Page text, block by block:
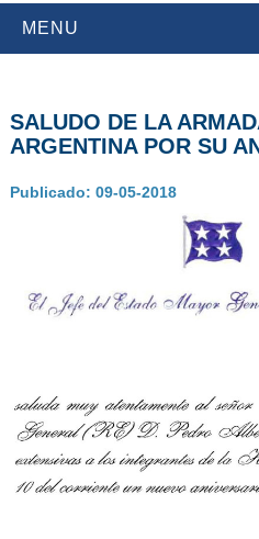
MENU
INSTITUCIONAL
NOSOTROS
HISTORIA
NOTICIAS &
SOCIOS
NEWSLETTER
SALUDO DE LA
ARGENTINA POR SU
Publicado: 09-05-2018